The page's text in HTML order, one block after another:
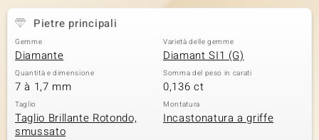
Pietre principali
Gemme
Diamante
Varietà delle gemme
Diamant SI1 (G)
Quantità e dimensione
7 à 1,7 mm
Somma del peso in carati
0,136 ct
Taglio
Taglio Brillante Rotondo,
smussato
Montatura
Incastonatura a griffe